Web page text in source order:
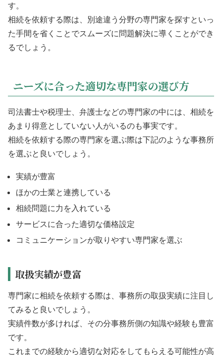
す。
相続を依頼する際は、別途違う分野の専門家を探すといっ
た手間を省くことでスムーズに問題解決に導くことができ
るでしょう。
ニーズに合った適切な専門家の選び方
司法書士や税理士、弁護士などの専門家の中には、相続を
あまり得意としていない人がいるのも事実です。
相続を依頼する際の専門家を選ぶ際は下記のような事務所
を選ぶと良いでしょう。
実績が豊富
ほかの士業と連携している
相続問題に力を入れている
サービスに合った適切な価格設定
コミュニケーションが取りやすい専門家を選ぶ
取扱実績が豊富
専門家に相続を依頼する際は、事務所の取扱実績に注目し
てみると良いでしょう。
実績件数が多ければ、その分事務所側の知識や経験も豊富
です。
これまでの経験から適切な対応をしてもらえる可能性が高